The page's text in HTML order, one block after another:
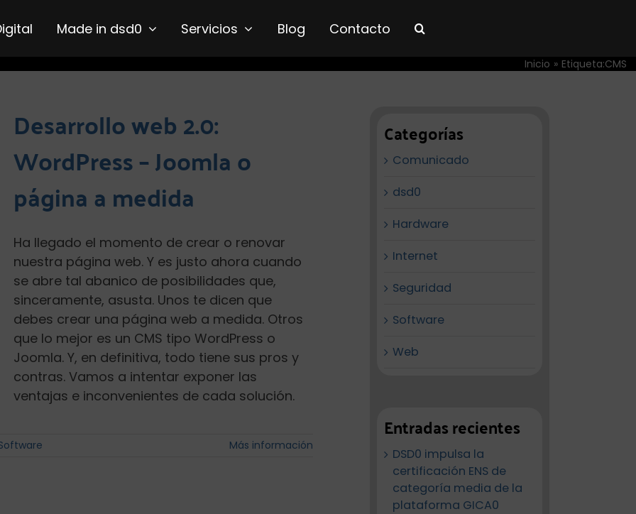
Made in dsd0 Servicios Blog Contacto
Inicio Etiqueta:CMS
Desarrollo web 2.0:
WordPress – Joomla o
página a medida
Ha llegado el momento de crear o renovar
nuestra página web. Y es justo ahora cuando
se abre tal abanico de posibilidades que,
sinceramente, asusta. Unos te dicen que
debes crear una página web a medida. Otros
que lo mejor es un CMS tipo WordPress o
Joomla. Y, en definitiva, todo tiene sus pros y
contras. Vamos a intentar exponer las
ventajas e inconvenientes de cada solución.
Más información
Categorías
Comunicado
dsd0
Hardware
Internet
Seguridad
Software
Web
Entradas recientes
DSD0 impulsa la
certificación ENS de
categoría media de la
plataforma GICA0